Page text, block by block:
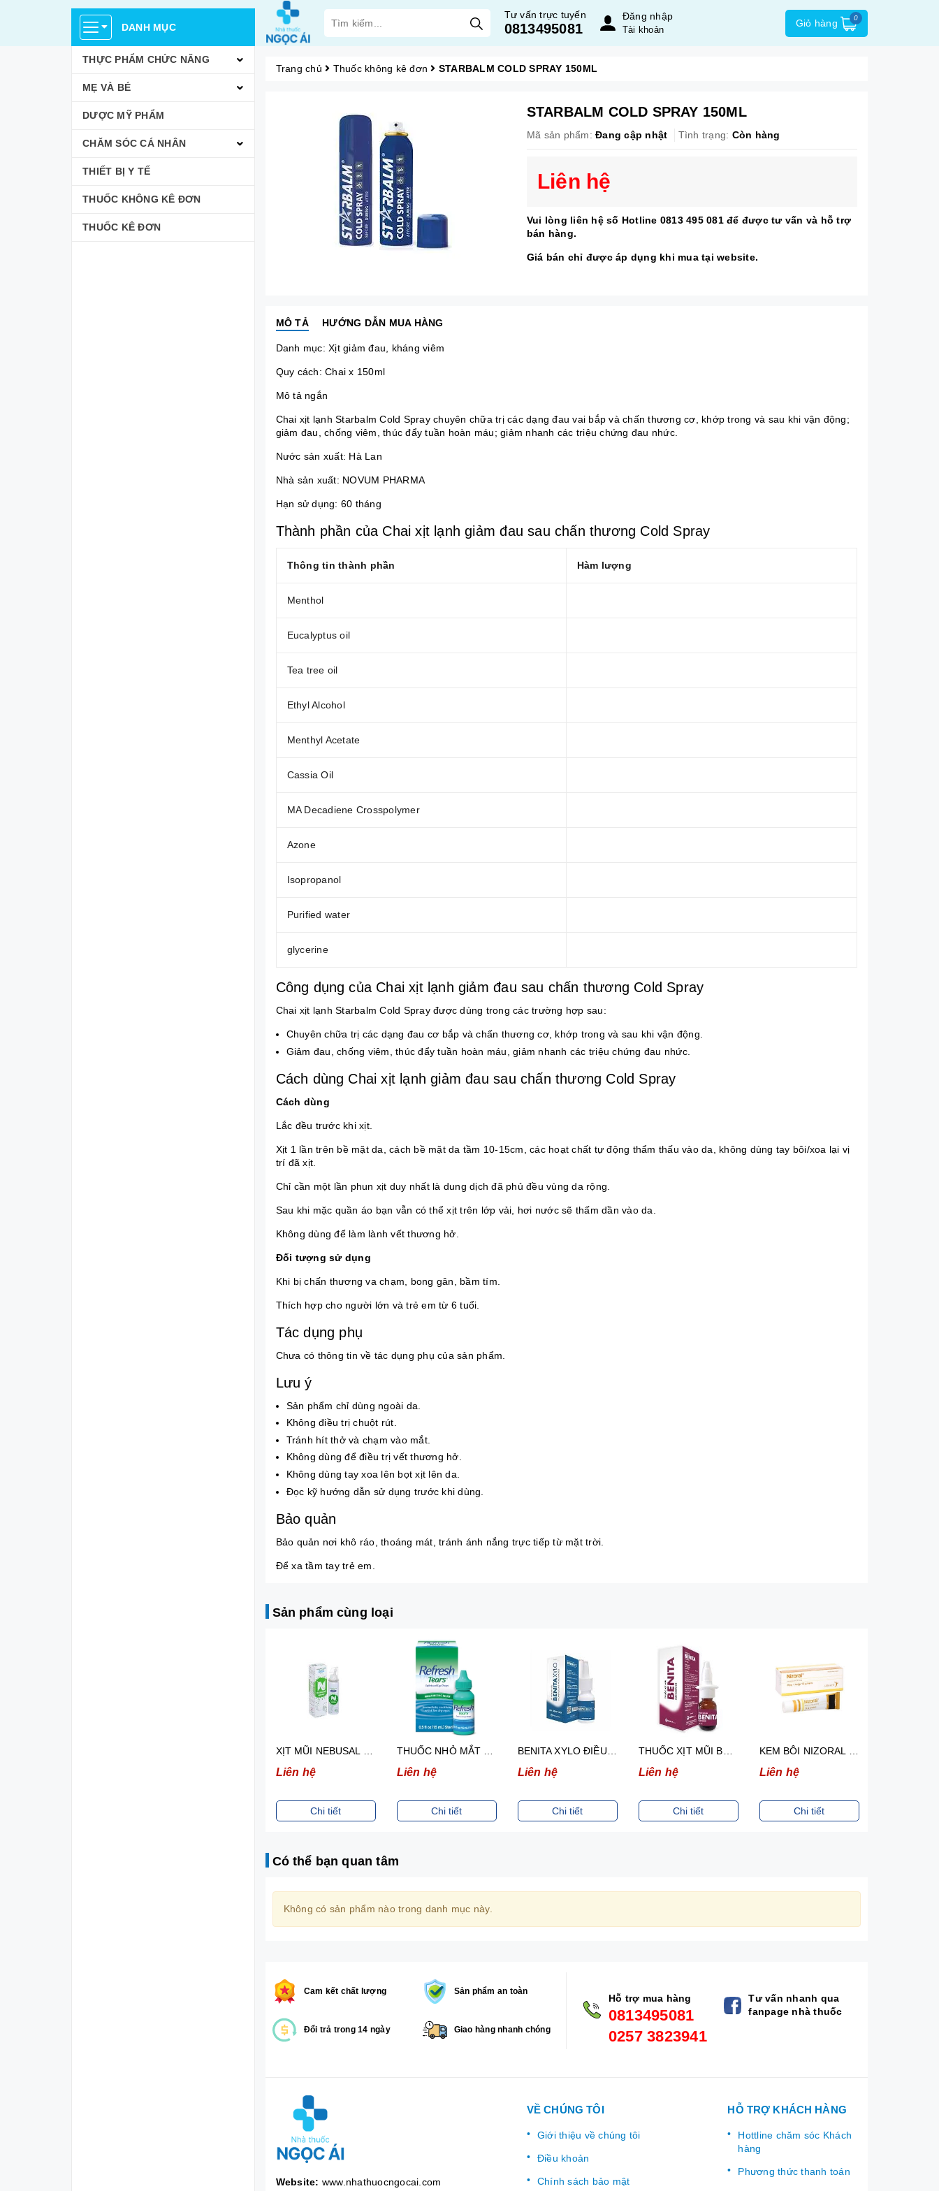
DANH MỤC
THỰC PHẨM CHỨC NĂNG
MẸ VÀ BÉ
DƯỢC MỸ PHẨM
CHĂM SÓC CÁ NHÂN
THIẾT BỊ Y TẾ
THUỐC KHÔNG KÊ ĐƠN
THUỐC KÊ ĐƠN
Tư vấn trực tuyến
0813495081
Đăng nhập
Tài khoản
Giỏ hàng 0
Trang chủ Thuốc không kê đơn STARBALM COLD SPRAY 150ML
STARBALM COLD SPRAY 150ML
Mã sản phẩm: Đang cập nhật Tình trạng: Còn hàng
Liên hệ
Vui lòng liên hệ số Hotline 0813 495 081 để được tư vấn và hỗ trợ
bán hàng.
Giá bán chỉ được áp dụng khi mua tại website.
MÔ TẢ HƯỚNG DẪN MUA HÀNG
Danh mục: Xịt giảm đau, kháng viêm
Quy cách: Chai x 150ml
Mô tả ngắn
Chai xịt lạnh Starbalm Cold Spray chuyên chữa trị các dạng đau vai bắp và chấn thương cơ, khớp trong và sau khi vận động;
giảm đau, chống viêm, thúc đẩy tuần hoàn máu; giảm nhanh các triệu chứng đau nhức.
Nước sản xuất: Hà Lan
Nhà sản xuất: NOVUM PHARMA
Hạn sử dụng: 60 tháng
Thành phần của Chai xịt lạnh giảm đau sau chấn thương Cold Spray
Thông tin thành phần Hàm lượng
Menthol
Eucalyptus oil
Tea tree oil
Ethyl Alcohol
Menthyl Acetate
Cassia Oil
MA Decadiene Crosspolymer
Azone
Isopropanol
Purified water
glycerine
Công dụng của Chai xịt lạnh giảm đau sau chấn thương Cold Spray
Chai xịt lạnh Starbalm Cold Spray được dùng trong các trường hợp sau:
Chuyên chữa trị các dạng đau cơ bắp và chấn thương cơ, khớp trong và sau khi vận động.
Giảm đau, chống viêm, thúc đẩy tuần hoàn máu, giảm nhanh các triệu chứng đau nhức.
Cách dùng Chai xịt lạnh giảm đau sau chấn thương Cold Spray
Cách dùng
Lắc đều trước khi xịt.
Xịt 1 lần trên bề mặt da, cách bề mặt da tầm 10-15cm, các hoạt chất tự động thẩm thấu vào da, không dùng tay bôi/xoa lại vị
trí đã xịt.
Chỉ cần một lần phun xịt duy nhất là dung dịch đã phủ đều vùng da rộng.
Sau khi mặc quần áo bạn vẫn có thể xịt trên lớp vải, hơi nước sẽ thấm dần vào da.
Không dùng để làm lành vết thương hở.
Đối tượng sử dụng
Khi bị chấn thương va chạm, bong gân, bầm tím.
Thích hợp cho người lớn và trẻ em từ 6 tuổi.
Tác dụng phụ
Chưa có thông tin về tác dụng phụ của sản phẩm.
Lưu ý
Sản phẩm chỉ dùng ngoài da.
Không điều trị chuột rút.
Tránh hít thở và chạm vào mắt.
Không dùng để điều trị vết thương hở.
Không dùng tay xoa lên bọt xịt lên da.
Đọc kỹ hướng dẫn sử dụng trước khi dùng.
Bảo quản
Bảo quản nơi khô ráo, thoáng mát, tránh ánh nắng trực tiếp từ mặt trời.
Để xa tầm tay trẻ em.
Sản phẩm cùng loại
Liên hệ
Chi tiết
Liên hệ
Chi tiết
Liên hệ
Chi tiết
Liên hệ
Chi tiết
Liên hệ
Chi tiết
Có thể bạn quan tâm
Không có sản phẩm nào trong danh mục này.
Cam kết chất lượng Sản phẩm an toàn
Đổi trả trong 14 ngày Giao hàng nhanh chóng
Hỗ trợ mua hàng
0813495081
0257 3823941
Tư vấn nhanh qua
fanpage nhà thuốc
Website: www.nhathuocngocai.com
VỀ CHÚNG TÔI
Giới thiệu về chúng tôi
Điều khoản
Chính sách bảo mật
HỖ TRỢ KHÁCH HÀNG
Hottline chăm sóc Khách
hàng
Phương thức thanh toán